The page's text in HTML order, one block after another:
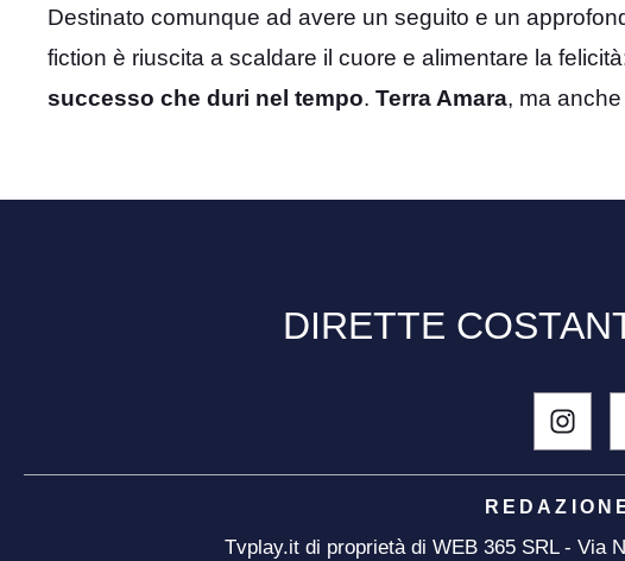
Destinato comunque ad avere un seguito e un
fiction è riuscita a scaldare il cuore e alimentare la
successo che duri nel tempo. Terra Amara, ma
DIRETTE
Tvplay.it di proprietà di WEB 365 SRL - Via